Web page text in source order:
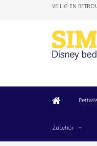
VEILIG EN
Zubehör